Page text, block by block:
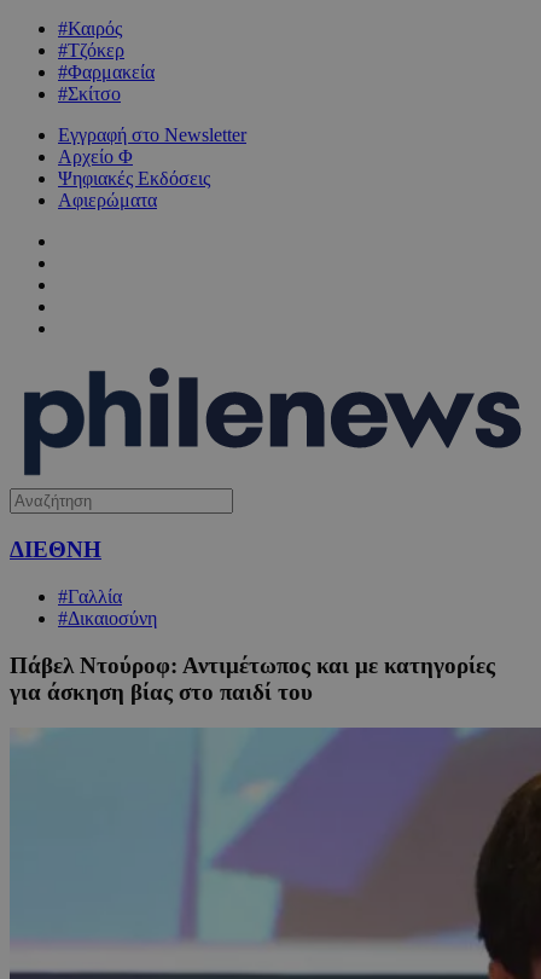
#Καιρός
#Τζόκερ
#Φαρμακεία
#Σκίτσο
Εγγραφή στο Newsletter
Αρχείο Φ
Ψηφιακές Εκδόσεις
Αφιερώματα
ΔΙΕΘΝΗ
#Γαλλία
#Δικαιοσύνη
Πάβελ Ντούροφ: Αντιμέτωπος και με κατηγορίες
για άσκηση βίας στο παιδί του